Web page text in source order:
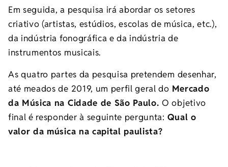
Em seguida, a pesquisa irá abordar os setores
criativo (artistas, estúdios, escolas de música, etc.),
da indústria fonográfica e da indústria de
instrumentos musicais.
As quatro partes da pesquisa pretendem desenhar,
até meados de 2019, um perfil geral do Mercado
da Música na Cidade de São Paulo.O objetivo
final é responder à seguinte pergunta: Qual o
valor da música na capital paulista?